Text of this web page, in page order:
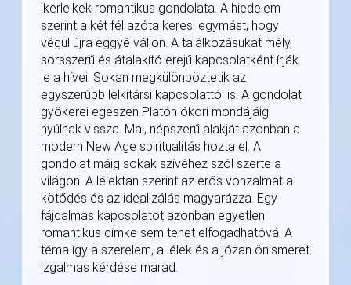
ikerlelkek romantikus gondolata. A hiedelem
szerint a két fél azóta keresi egymást, hogy
végül újra eggyé váljon. A találkozásukat mély,
sorsszerű és átalakító erejű kapcsolatként írják
le a hívei. Sokan megkülönböztetik az
egyszerűbb lelkitársi kapcsolattól is. A gondolat
gyökerei egészen Platón ókori mondájáig
nyúlnak vissza. Mai, népszerű alakját azonban a
modern New Age spiritualitás hozta el. A
gondolat máig sokak szívéhez szól szerte a
világon. A lélektan szerint az erős vonzalmat a
kötődés és az idealizálás magyarázza. Egy
fájdalmas kapcsolatot azonban egyetlen
romantikus címke sem tehet elfogadhatóvá. A
téma így a szerelem, a lélek és a józan önismeret
izgalmas kérdése marad.